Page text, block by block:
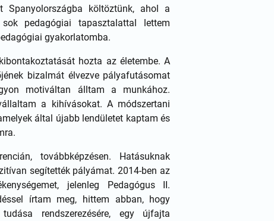
Spanyolországba költöztünk, ahol a
pedagógiai tapasztalattal lettem
gyakorlatomba.
hozta az életembe. A
bizalmát élvezve pályafutásomat
motiváltan álltam a munkához.
a kihívásokat. A módszertani
által újabb lendületet kaptam és
továbbképzésen. Hatásuknak
segítették pályámat. 2014-ben az
jelenleg Pedagógus II.
írtam meg, hittem abban, hogy
rendszerezésére, egy újfajta